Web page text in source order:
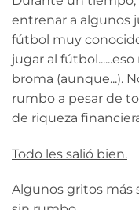
entrenar a algunos
fútbol muy
jugar al
broma (aunque...).
rumbo a pesar de
de riqueza
Todo les salió bien.
Algunos gritos más